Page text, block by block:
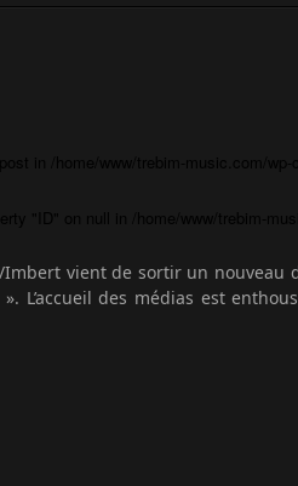
in /home/www/trebim-music.com/
"ID" on null in /home/www/trebim-
Imbert vient de sortir un nouveau
L’accueil des médias est